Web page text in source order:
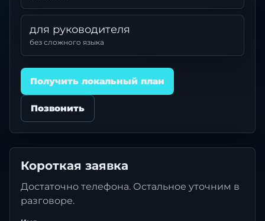
для руководителя
без сложного языка
Получить локальный план
Позвонить
Короткая заявка
Достаточно телефона. Остальное уточним в
разговоре.